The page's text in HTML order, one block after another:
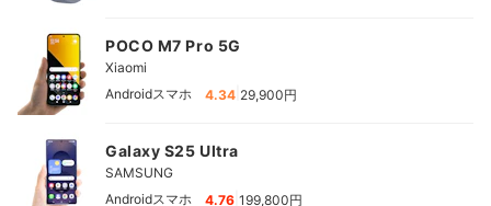
POCO M7 Pro 5G
Xiaomi
Androidスマホ
4.34 29,900円
Galaxy S25 Ultra
SAMSUNG
Androidスマホ
4.76 199,800円